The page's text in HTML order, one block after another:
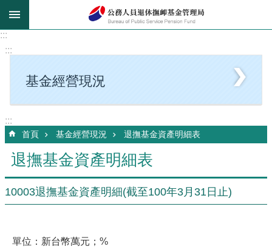
跳到主要內容區塊
:::
:::
基金經營現況
:::
首頁 基金經營現況 退撫基金資產明細表
退撫基金資產明細表
10003退撫基金資產明細(截至100年3月31日止)
單位：新台幣萬元；%